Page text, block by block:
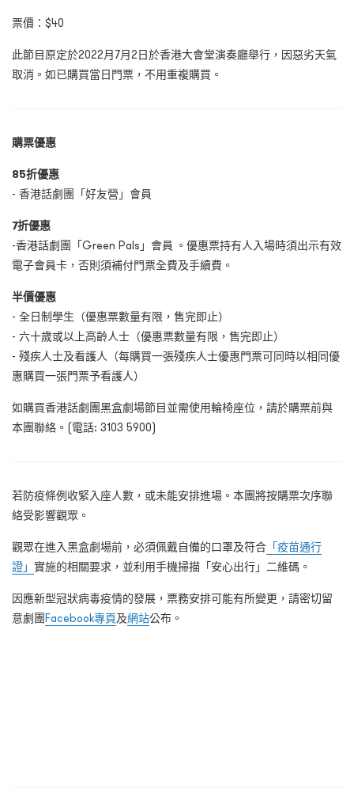
票價：$40
此節目原定於2022月7月2日於香港大會堂演奏廳舉行，因惡劣天氣
取消。如已購買當日門票，不用重複購買。
購票優惠
85折優惠
- 香港話劇團「好友營」會員
7折優惠
-香港話劇團「Green Pals 」會員 。優惠票持有人入場時須出示有效
電子會員卡，否則須補付門票全費及手續費。
半價優惠
- 全日制學生（優惠票數量有限，售完即止）
- 六十歲或以上高齡人士（優惠票數量有限，售完即止）
- 殘疾人士及看護人（每購買一張殘疾人士優惠門票可同時以相同優
惠購買一張門票予看護人）
如購買香港話劇團黑盒劇場節目並需使用輪椅座位，請於購票前與
本團聯絡。(電話: 3103 5900)
若防疫條例收緊入座人數，或未能安排進場。本團將按購票次序聯
絡受影響觀眾。
觀眾在進入黑盒劇場前，必須佩戴自備的口罩及符合 「疫苗通行
證」 實施的相關要求，並利用手機掃描「安心出行」二維碼。
因應新型冠狀病毒疫情的發展，票務安排可能有所變更，請密切留
意劇團Facebook專頁及網站公布。